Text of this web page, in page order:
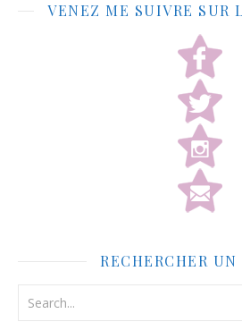
VENEZ ME SUIVRE SUR
RECHERCHER